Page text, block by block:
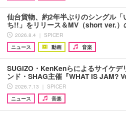
仙台貨物、約2年半ぶりのシングル「
ち!!」をリリース＆MV（short ver.
2026.8.4 ｜ SPICER
ニュース
動画 音楽
SUGIZO・KenKenらによるサイケデ
ンド・SHAG主催『WHAT IS JAM?
2026.7.13 ｜ SPICER
ニュース
音楽